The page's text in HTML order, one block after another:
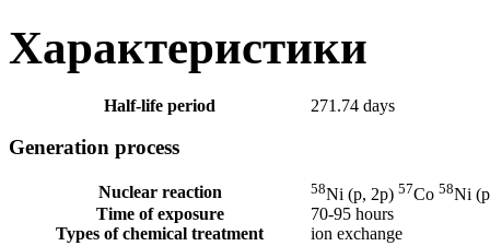
Характеристики
Half-life period 271.74 days
Generation process
Nuclear reaction 58Ni (p, 2p) 57Co 58Ni
Time of exposure
70-95 hours
Types of chemical treatment
ion exchange